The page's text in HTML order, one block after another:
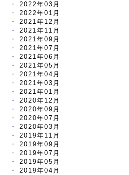
2022年03月
2022年01月
2021年12月
2021年11月
2021年09月
2021年07月
2021年06月
2021年05月
2021年04月
2021年03月
2021年01月
2020年12月
2020年09月
2020年07月
2020年03月
2019年11月
2019年09月
2019年07月
2019年05月
2019年04月